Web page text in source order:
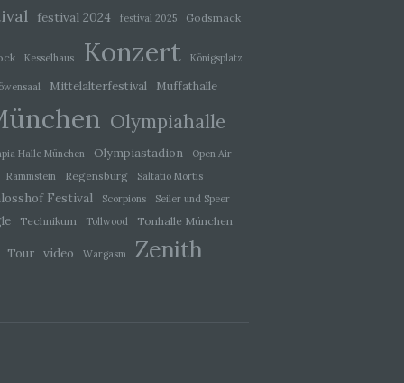
festival 2024 festival 2025 Godsmack
Kesselhaus Konzert Königsplatz
Mittelalterfestival Muffathalle
Olympiahalle
Halle München Olympiastadion
Open Air
Rammstein
Regensburg Saltatio Mortis
Festival Scorpions Seiler und Speer
Technikum Tollwood Tonhalle München
Tour video Wargasm Zenith